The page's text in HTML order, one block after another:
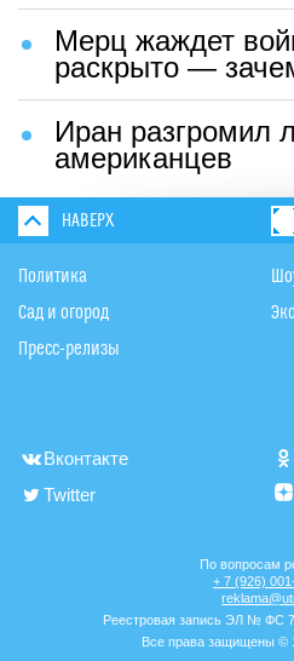
Мерц жаждет
раскрыто —
Иран разгромил
американцев
НАВЕРХ
Политика
Сад и огород
Пресс-релизы
Вконтакте
Twitter
По вопросам
+ 7 (926)
Реестровая запись ЭЛ № ФС
Все права защищены ©